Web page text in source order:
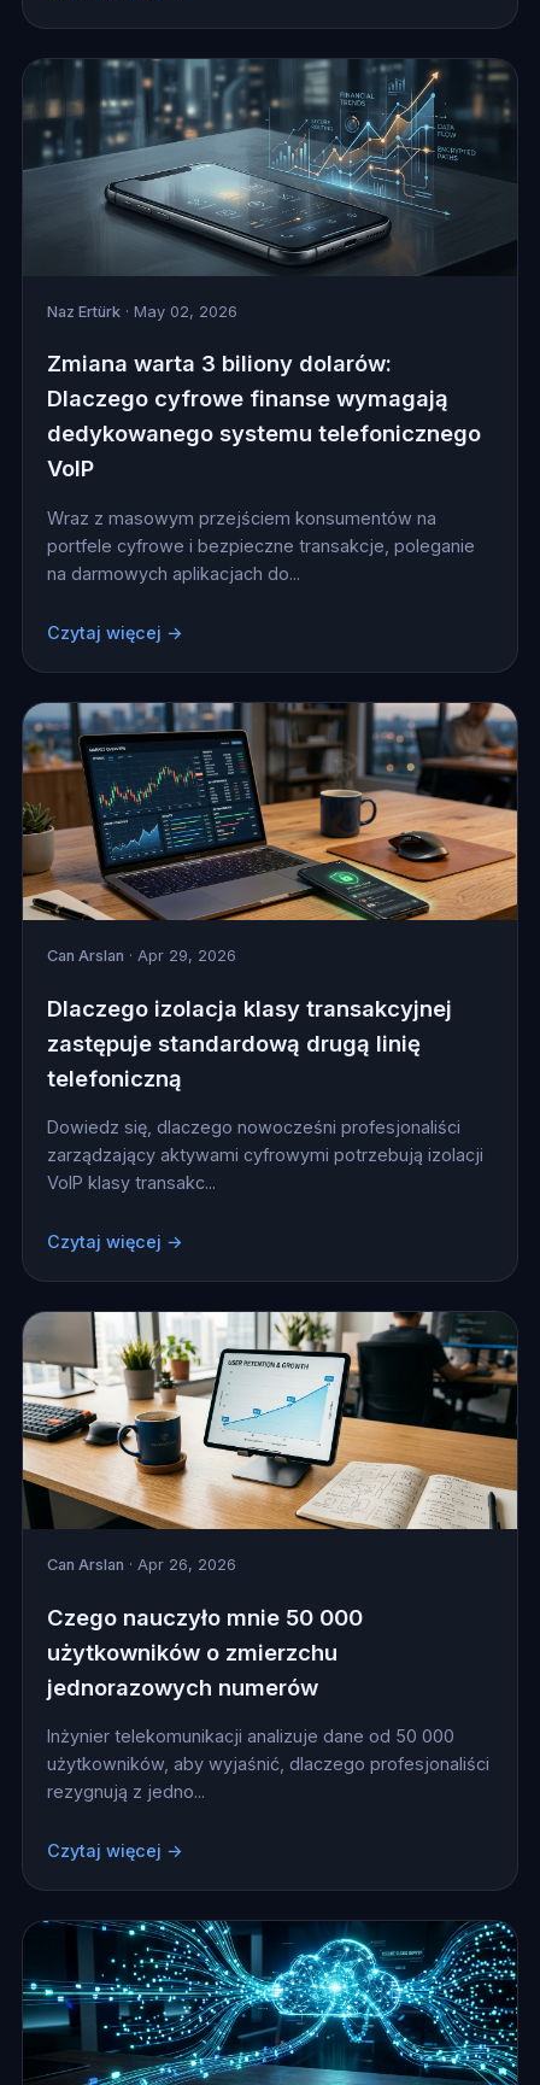
Naz Ertürk· May 02, 2026
Zmiana warta 3 biliony dolarów:
Dlaczego cyfrowe finanse wymagają
dedykowanego systemu telefonicznego
VoIP
Wraz z masowym przejściem konsumentów na
portfele cyfrowe i bezpieczne transakcje, poleganie
na darmowych aplikacjach do...
Czytaj więcej →
Can Arslan · Apr 29, 2026
Dlaczego izolacja klasy transakcyjnej
zastępuje standardową drugą linię
telefoniczną
Dowiedz się, dlaczego nowocześni profesjonaliści
zarządzający aktywami cyfrowymi potrzebują izolacji
VoIP klasy transakc...
Czytaj więcej →
Can Arslan · Apr 26, 2026
Czego nauczyło mnie 50 000
użytkowników o zmierzchu
jednorazowych numerów
Inżynier telekomunikacji analizuje dane od 50 000
użytkowników, aby wyjaśnić, dlaczego profesjonaliści
rezygnują z jedno...
Czytaj więcej →